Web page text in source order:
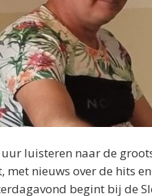
luisteren naar de
nieuws over de hits
begint bij de